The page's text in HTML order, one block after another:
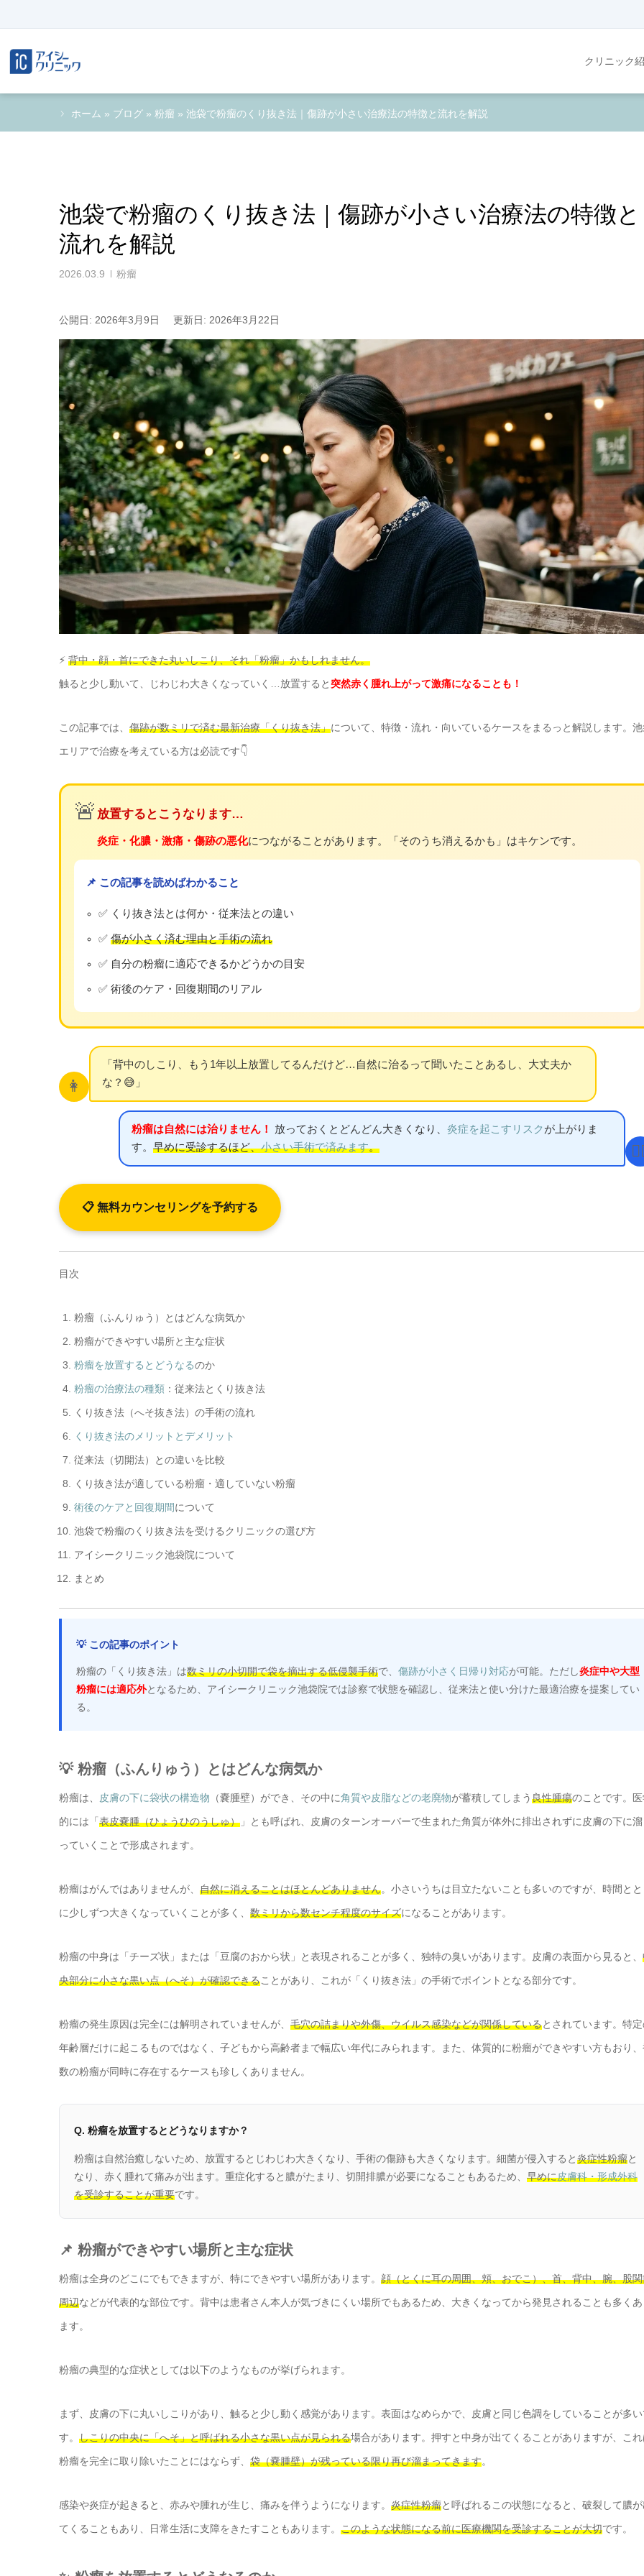
クリニック
ホーム » ブログ » 粉瘤 » 池袋で粉瘤のくり抜き法｜傷跡が小さい治療法の特徴と流れを解説
池袋で粉瘤のくり抜き法｜傷跡が小さい治療法の特徴と
流れを解説
2026.03.9 粉瘤
公開日: 2026年3月9日 更新日: 2026年3月22日
⚡ 背中・顔・首にできた丸いしこり、それ「粉瘤」かもしれません。
触ると少し動いて、じわじわ大きくなっていく…放置すると 突然赤く腫れ上がって激痛になることも！
この記事では、 傷跡が数ミリで済む最新治療「くり抜き法」について、特徴・流れ・向いているケースをまるっと解説します。
エリアで治療を考えている方は必読です👇
🚨 放置するとこうなります…
炎症・化膿・激痛・傷跡の悪化につながることがあります。「そのうち消えるかも」はキケンです。
📌 この記事を読めばわかること
✅ くり抜き法とは何か・従来法との違い
✅ 傷が小さく済む理由と手術の流れ
✅ 自分の粉瘤に適応できるかどうかの目安
✅ 術後のケア・回復期間のリアル
👩
「背中のしこり、もう1年以上放置してるんだけど…自然に治るって聞いたことあるし、大丈夫か
な？😅」
粉瘤は自然には治りません！ 放っておくとどんどん大きくなり、 炎症を起こすリスク が上がりま
す。 早めに受診するほど、小さい手術で済みます。
📋 無料カウンセリングを予約する
目次
粉瘤（ふんりゅう）とはどんな病気か
粉瘤ができやすい場所と主な症状
粉瘤を放置するとどうなるのか
粉瘤の治療法の種類 ：従来法とくり抜き法
くり抜き法（へそ抜き法）の手術の流れ
くり抜き法のメリットとデメリット
従来法（切開法）との違いを比較
くり抜き法が適している粉瘤・適していない粉瘤
術後のケアと回復期間について
池袋で粉瘤のくり抜き法を受けるクリニックの選び方
アイシークリニック池袋院について
まとめ
💡 この記事のポイント
粉瘤の「くり抜き法」は数ミリの小切開で袋を摘出する低侵襲手術で、 傷跡が小さく日帰り対応が可能。ただし炎症中や大型
粉瘤には適応外となるため、アイシークリニック池袋院では診察で状態を確認し、従来法と使い分けた最適治療を提案してい
る。
💡 粉瘤（ふんりゅう）とはどんな病気か
粉瘤は、 皮膚の下に袋状の構造物 （嚢腫壁）ができ、その中に角質や皮脂などの老廃物が蓄積してしまう良性腫瘍のことです。
的には「 表皮嚢腫（ひょうひのうしゅ） 」とも呼ばれ、皮膚のターンオーバーで生まれた角質が体外に排出されずに皮膚の下に
っていくことで形成されます。
粉瘤はがんではありませんが、 自然に消えることはほとんどありません。小さいうちは目立たないことも多いのですが、時間と
に少しずつ大きくなっていくことが多く、 数ミリから数センチ程度のサイズになることがあります。
粉瘤の中身は「チーズ状」または「豆腐のおから状」と表現されることが多く、独特の臭いがあります。皮膚の表面から見ると、
央部分に小さな黒い点（へそ）が確認できることがあり、これが「くり抜き法」の手術でポイントとなる部分です。
粉瘤の発生原因は完全には解明されていませんが、 毛穴の詰まりや外傷、ウイルス感染などが関係しているとされています。特
年齢層だけに起こるものではなく、子どもから高齢者まで幅広い年代にみられます。また、体質的に粉瘤ができやすい方もおり
数の粉瘤が同時に存在するケースも珍しくありません。
Q. 粉瘤を放置するとどうなりますか？
粉瘤は自然治癒しないため、放置するとじわじわ大きくなり、手術の傷跡も大きくなります。細菌が侵入すると炎症性粉瘤と
なり、赤く腫れて痛みが出ます。重症化すると膿がたまり、切開排膿が必要になることもあるため、 早めに皮膚科・形成外科
を受診することが重要です。
📌 粉瘤ができやすい場所と主な症状
粉瘤は全身のどこにでもできますが、特にできやすい場所があります。 顔（とくに耳の周囲、頬、おでこ）、首、背中、腕、股
周辺などが代表的な部位です。背中は患者さん本人が気づきにくい場所でもあるため、大きくなってから発見されることも多く
ます。
粉瘤の典型的な症状としては以下のようなものが挙げられます。
まず、皮膚の下に丸いしこりがあり、触ると少し動く感覚があります。表面はなめらかで、皮膚と同じ色調をしていることが多
す。 しこりの中央に「へそ」と呼ばれる小さな黒い点が見られる場合があります。押すと中身が出てくることがありますが、こ
粉瘤を完全に取り除いたことにはならず、 袋（嚢腫壁）が残っている限り再び溜まってきます。
感染や炎症が起きると、赤みや腫れが生じ、痛みを伴うようになります。 炎症性粉瘤と呼ばれるこの状態になると、破裂して膿
てくることもあり、日常生活に支障をきたすこともあります。 このような状態になる前に医療機関を受診することが大切です。